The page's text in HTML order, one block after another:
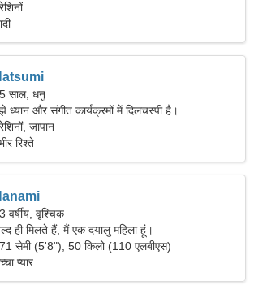
साल, धनु
ध्यान और संगीत कार्यक्रमों में दिलचस्पी है।
जापान
रिश्ते
वर्षीय, वृश्चिक
ही मिलते हैं, मैं एक दयालु महिला हूं।
सेमी (5'8"), 50 किलो (110 एलबीएस)
प्यार